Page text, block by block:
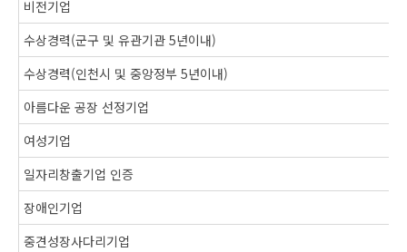
비전기업
수상경력(군구 및 유관기관 5년이내)
수상경력(인천시 및 중앙정부 5년이내)
아름다운 공장 선정기업
여성기업
일자리창출기업 인증
장애인기업
중견성장사다리기업